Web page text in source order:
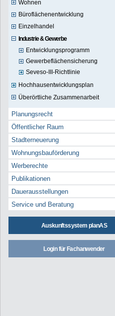
Wohnen
Büroflächenentwicklung
Einzelhandel
Industrie & Gewerbe
Entwicklungsprogramm
Gewerbeflächensicherung
Seveso-III-Richtlinie
Hochhausentwicklungsplan
Überörtliche Zusammenarbeit
Planungsrecht
Öffentlicher Raum
Stadterneuerung
Wohnungsbauförderung
Werberechte
Publikationen
Dauerausstellungen
Service und Beratung
Auskunftssystem planAS
Login für Fachanwender